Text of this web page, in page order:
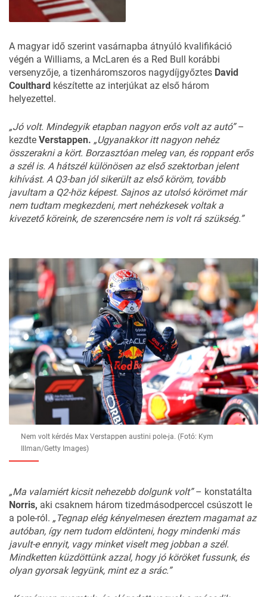
A magyar idő szerint vasárnapba átnyúló kvalifikáció
végén a Williams, a McLaren és a Red Bull korábbi
versenyzője, a tizenháromszoros nagydíjgyőztes David
Coulthard készítette az interjúkat az első három
helyezettel.
„Jó volt. Mindegyik etapban nagyon erős volt az autó”–
kezdte Verstappen. „Ugyanakkor itt nagyon nehéz
összerakni a kört. Borzasztóan meleg van, és roppant erős
a szél is. A hátszél különösen az első szektorban jelent
kihívást. A Q3-ban jól sikerült az első köröm, tovább
javultam a Q2-höz képest. Sajnos az utolsó körömet már
nem tudtam megkezdeni, mert nehézkesek voltak a
kivezető köreink, de szerencsére nem is volt rá szükség.”
Nem volt kérdés Max Verstappen austini pole-ja. (Fotó: Kym
Illman/Getty Images)
„Ma valamiért kicsit nehezebb dolgunk volt”– konstatálta
Norris, aki csaknem három tizedmásodperccel csúszott le
a pole-ról. „Tegnap elég kényelmesen éreztem magamat az
autóban, így nem tudom eldönteni, hogy mindenki más
javult-e ennyit, vagy minket viselt meg jobban a szél.
Mindketten küzdöttünk azzal, hogy jó köröket fussunk, és
olyan gyorsak legyünk, mint ez a srác.”